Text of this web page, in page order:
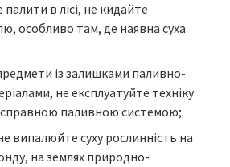
в лісі, не кидайте
особливо там, де наявна суха
із залишками паливно-
не експлуатуйте техніку
паливною системою;
випалюйте суху рослинність на
на землях природно-